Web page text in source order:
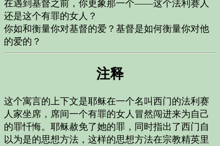
在遇到基督之前，你更象那一个——这个法利赛人
还是这个有罪的女人？
你如和衡量你对基督的爱？基督是如何衡量你对他
的爱的？
注释
这个寓言的上下文是耶稣在一个名叫西门的法利赛
人家坐席，席间一个有罪的女人冒然闯进来为自己
的罪忏悔。耶稣赦免了她的罪，同时指出了西门自
以为是的思想方法，这样的思想方法在宗教精英里